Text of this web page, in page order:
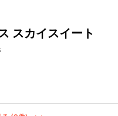
スカイスイート